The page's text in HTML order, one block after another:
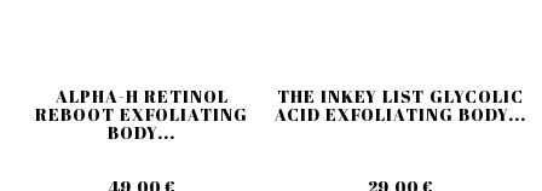
ALPHA-H RETINOL
REBOOT EXFOLIATING
BODY...
THE INKEY LIST GLYCOLIC
ACID EXFOLIATING BODY...